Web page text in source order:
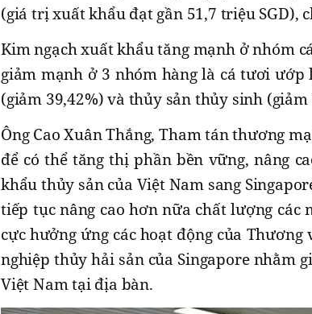
(giá trị xuất khẩu đạt gần 51,7 triệu SGD),
Kim ngạch xuất khẩu tăng mạnh ở nhóm
giảm mạnh ở 3 nhóm hàng là cá tươi ướp
(giảm 39,42%) và thủy sản thủy sinh (giảm
Ông Cao Xuân Thắng, Tham tán thương
để có thể tăng thị phần bền vững, nâng
khẩu thủy sản của Việt Nam sang
tiếp tục nâng cao hơn nữa chất lượng các
cực hưởng ứng các hoạt động của
nghiệp thủy hải sản của Singapore nhằm
Việt Nam tại địa bàn.